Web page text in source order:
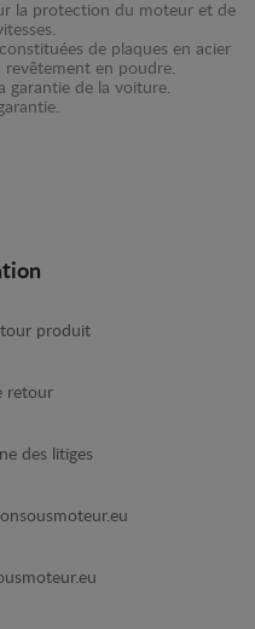
la protection du moteur et de
de plaques en acier
en poudre.
garantie de la voiture.
produit
retour
des litiges